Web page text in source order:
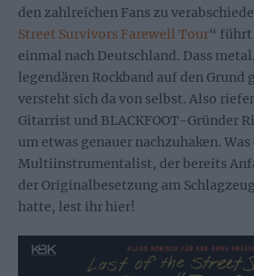
den zahlreichen Fans zu
Street Survivors Farewell Tour“ führt
einmal nach Deutschland. Dass
legendären Rockband auf den Grund
versteht sich da von selbst. Also
Gitarrist und BLACKFOOT-Gründer
um etwas genauer nachzuhaken.
Multiinstrumentalist, der bereits
der Originalbesetzung am
hatte, lest ihr hier!